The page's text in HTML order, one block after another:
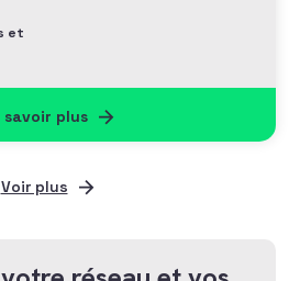
et
savoir plus
Voir plus